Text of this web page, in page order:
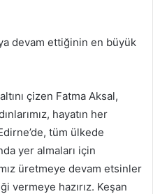
devam ettiğinin en büyük
çizen Fatma Aksal,
hayatın her
tüm ülkede
yer almaları için
üretmeye devam etsinler
vermeye hazırız. Keşan